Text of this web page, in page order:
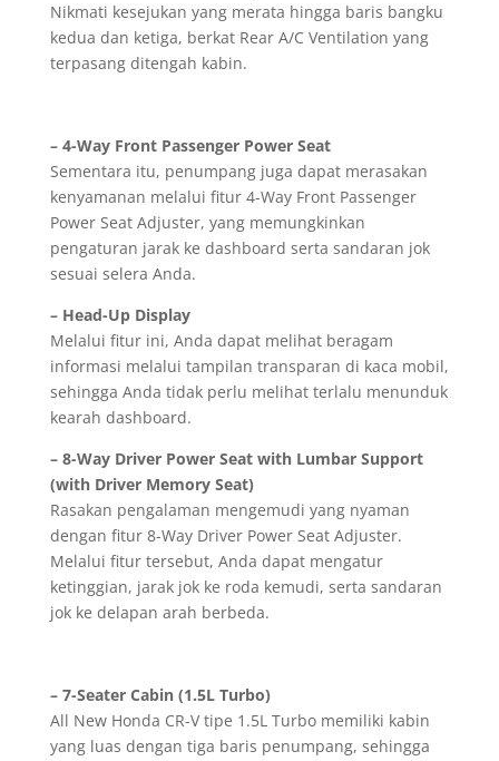
Nikmati kesejukan yang merata hingga baris bangku
kedua dan ketiga, berkat Rear A/C Ventilation yang
terpasang ditengah kabin.
– 4-Way Front Passenger Power Seat
Sementara itu, penumpang juga dapat merasakan
kenyamanan melalui fitur 4-Way Front Passenger
Power Seat Adjuster, yang memungkinkan
pengaturan jarak ke dashboard serta sandaran jok
sesuai selera Anda.
– Head-Up Display
Melalui fitur ini, Anda dapat melihat beragam
informasi melalui tampilan transparan di kaca mobil,
sehingga Anda tidak perlu melihat terlalu menunduk
kearah dashboard.
– 8-Way Driver Power Seat with Lumbar Support
(with Driver Memory Seat)
Rasakan pengalaman mengemudi yang nyaman
dengan fitur 8-Way Driver Power Seat Adjuster.
Melalui fitur tersebut, Anda dapat mengatur
ketinggian, jarak jok ke roda kemudi, serta sandaran
jok ke delapan arah berbeda.
– 7-Seater Cabin (1.5L Turbo)
All New Honda CR-V tipe 1.5L Turbo memiliki kabin
yang luas dengan tiga baris penumpang, sehingga